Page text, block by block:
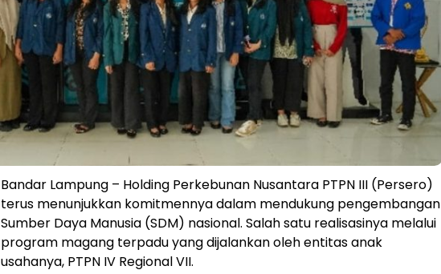
Bandar Lampung – Holding Perkebunan Nusantara PTPN III (Persero)
terus menunjukkan komitmennya dalam mendukung pengembangan
Sumber Daya Manusia (SDM) nasional. Salah satu realisasinya melalui
program magang terpadu yang dijalankan oleh entitas anak
usahanya, PTPN IV Regional VII.